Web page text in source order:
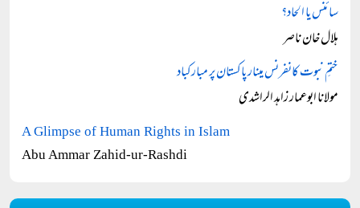
سائنس یا الحاد؟
ہلال خان ناصر
ختمِ نبوت کانفرنس مینار پاکستان پر مبارکباد
مولانا ابوعمار زاہد الراشدی
A Glimpse of Human Rights in Islam
Abu Ammar Zahid-ur-Rashdi